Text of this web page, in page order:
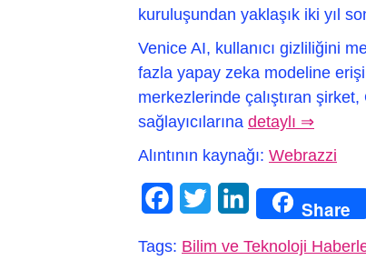
kuruluşundan yaklaşık iki yıl
Venice AI, kullanıcı gizliliğini
fazla yapay zeka modeline
merkezlerinde çalıştıran
sağlayıcılarına detaylı ⇒
Alıntının kaynağı: Webrazzi
Facebook
Twitter LinkedIn Share
Tags: Bilim ve Teknoloji